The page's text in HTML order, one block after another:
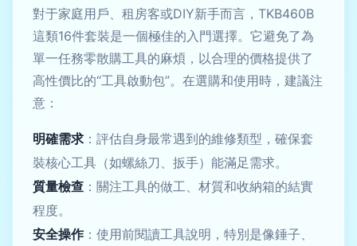
對于家庭用戶、租房客或DIY新手而言，TKB460B
這類16件套裝是一個極佳的入門選擇。它避免了為
單一任務零散購工具的麻煩，以合理的價格提供了
高性價比的“工具啟動包”。在選購和使用時，建議注
意：
明確需求 ：評估自身最常遇到的維修類型，確保套
裝核心工具（如螺絲刀、扳手）能滿足需求。
質量檢查 ：關注工具的做工、材質和收納箱的結實
程度。
安全操作：使用前閱讀工具說明，特別是像錘子、